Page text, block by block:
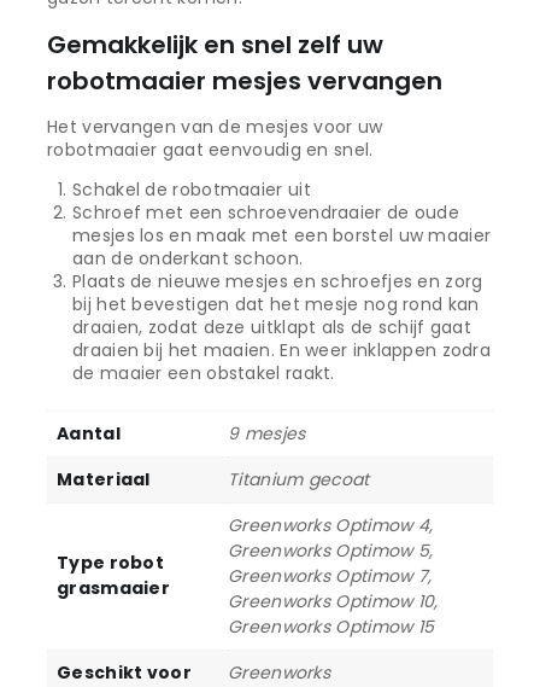
Gemakkelijk en snel zelf uw
robotmaaier mesjes vervangen
Het vervangen van de mesjes voor uw
robotmaaier gaat eenvoudig en snel.
Schakel de robotmaaier uit
Schroef met een schroevendraaier de oude
mesjes los en maak met een borstel uw maaier
aan de onderkant schoon.
Plaats de nieuwe mesjes en schroefjes en zorg
bij het bevestigen dat het mesje nog rond kan
draaien, zodat deze uitklapt als de schijf gaat
draaien bij het maaien. En weer inklappen zodra
de maaier een obstakel raakt.
Aantal
9 mesjes
Materiaal
Titanium gecoat
Type robot
grasmaaier
Greenworks Optimow 4,
Greenworks Optimow 5,
Greenworks Optimow 7,
Greenworks Optimow 10,
Greenworks Optimow 15
Geschikt voor
Greenworks